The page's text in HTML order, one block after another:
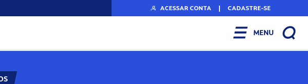
ACESSAR CONTA | CADASTRE-SE
MENU